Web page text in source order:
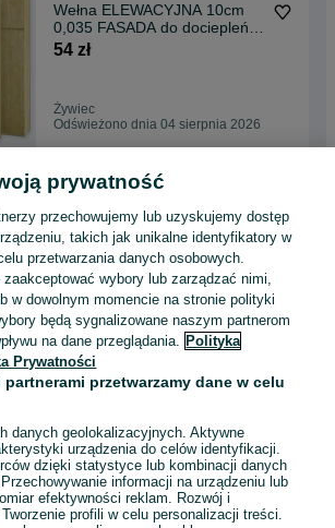
Wełna ELEWACYJNA 10cm
0,035 FASADA do dociepleń
twarda budynków ISOVER
54 zł
Żywiec
Odświeżono dnia 04 sierpnia 2026
Wełna SUPER 0,033 20cm
MATA na poddasza dachy
ciepła i gęsta mineralna
56 zł
Jaworze
Odświeżono dnia 04 sierpnia 2026
Deska Elewacyjna Imitacja
drzewa drewna deski gotowa
Katowice, Bogucice
Odświeżono dnia 04 sierpnia 2026
prywatność
przechowujemy lub uzyskujemy dostęp
takich jak unikalne identyfikatory w
przetwarzania danych osobowych.
wybory lub zarządzać nimi,
w dowolnym momencie na stronie polityki
będą sygnalizowane naszym partnerom
na dane przeglądania. Polityka
Prywatności
partnerami przetwarzamy dane w celu
danych geolokalizacyjnych. Aktywne
urządzenia do celów identyfikacji.
dzięki statystyce lub kombinacji danych
informacji na urządzeniu lub
efektywności reklam. Rozwój i
Tworzenie profili w celu personalizacji treści.